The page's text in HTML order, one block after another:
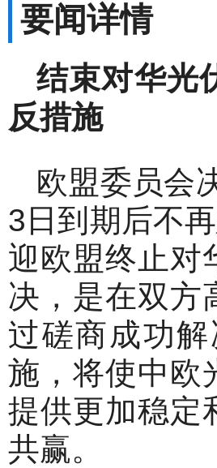
要闻详情
结束对华光
反措施
欧盟委员会
3日到期后不
迎欧盟终止对
决，是在双方
过磋商成功
施，将使中欧
提供更加稳定
共赢。